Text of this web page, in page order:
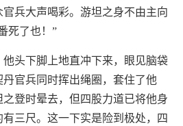
兵大声喝彩。游坦之身不由主向
死了也！”
头下脚上地直冲下来，眼见脑袋
官兵同时挥出绳圈，套住了他
登时晕去，但四股力道已将他身
三尺。这一下实是险到极处，四